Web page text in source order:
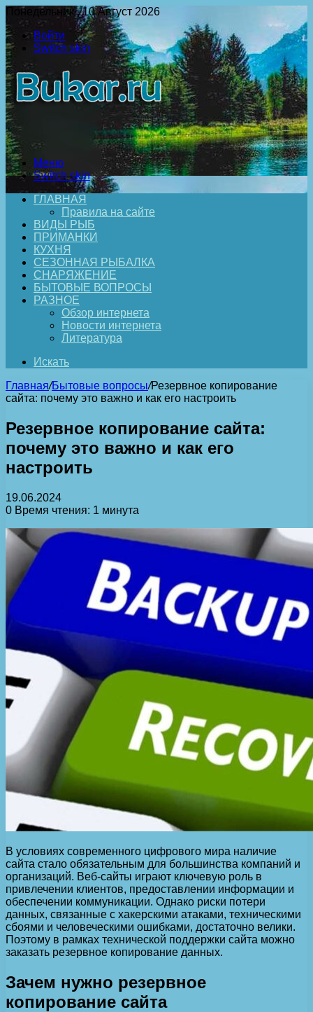
Понедельник , 10 Август 2026
Войти
Switch skin
Меню
Switch skin
ГЛАВНАЯ
Правила на сайте
ВИДЫ РЫБ
ПРИМАНКИ
КУХНЯ
СЕЗОННАЯ РЫБАЛКА
СНАРЯЖЕНИЕ
БЫТОВЫЕ ВОПРОСЫ
РАЗНОЕ
Обзор интернета
Новости интернета
Литература
Искать
Главная/Бытовые вопросы/Резервное копирование
сайта: почему это важно и как его настроить
Резервное копирование сайта:
почему это важно и как его
настроить
19.06.2024
0 Время чтения: 1 минута
В условиях современного цифрового мира наличие
сайта стало обязательным для большинства компаний и
организаций. Веб-сайты играют ключевую роль в
привлечении клиентов, предоставлении информации и
обеспечении коммуникации. Однако риски потери
данных, связанные с хакерскими атаками, техническими
сбоями и человеческими ошибками, достаточно велики.
Поэтому в рамках технической поддержки сайта можно
заказать резервное копирование данных.
Зачем нужно резервное
копирование сайта